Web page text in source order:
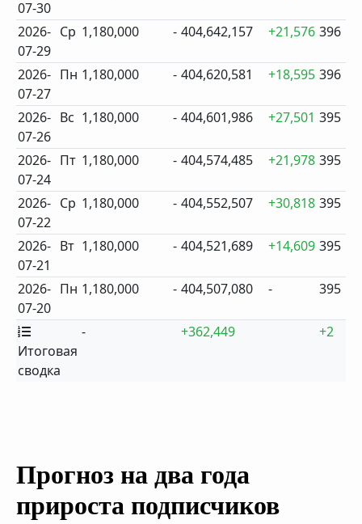
07-30
2026-
07-29
Ср 1,180,000 - 404,642,157 +21,576 396
2026-
07-27
Пн 1,180,000 - 404,620,581 +18,595 396
2026-
07-26
Вс 1,180,000 - 404,601,986 +27,501 395
2026-
07-24
Пт 1,180,000 - 404,574,485 +21,978 395
2026-
07-22
Ср 1,180,000 - 404,552,507 +30,818 395
2026-
07-21
Вт 1,180,000 - 404,521,689 +14,609 395
2026-
07-20
Пн 1,180,000 - 404,507,080 - 395
Итоговая
сводка
- +362,449 +2
Прогноз на два года
прироста подписчиков